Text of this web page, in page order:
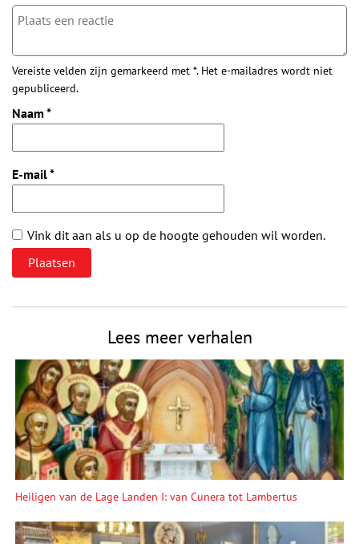
Vereiste velden zijn gemarkeerd met *. Het e-mailadres wordt niet
gepubliceerd.
Naam *
E-mail*
Vink dit aan als u op de hoogte gehouden wil worden.
Lees meer verhalen
Heiligen van de Lage Landen I: van Cunera tot Lambertus